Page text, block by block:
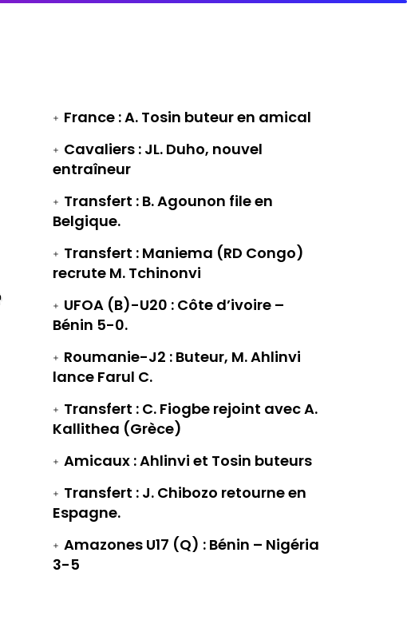
France : A. Tosin buteur en amical
Cavaliers : JL. Duho, nouvel
entraîneur
Transfert : B. Agounon file en
Belgique.
Transfert : Maniema (RD Congo)
recrute M. Tchinonvi
UFOA (B)-U20 : Côte d’ivoire –
Bénin 5-0.
Roumanie-J2 : Buteur, M. Ahlinvi
lance Farul C.
Transfert : C. Fiogbe rejoint avec A.
Kallithea (Grèce)
Amicaux : Ahlinvi et Tosin buteurs
Transfert : J. Chibozo retourne en
Espagne.
Amazones U17 (Q) : Bénin – Nigéria
3-5